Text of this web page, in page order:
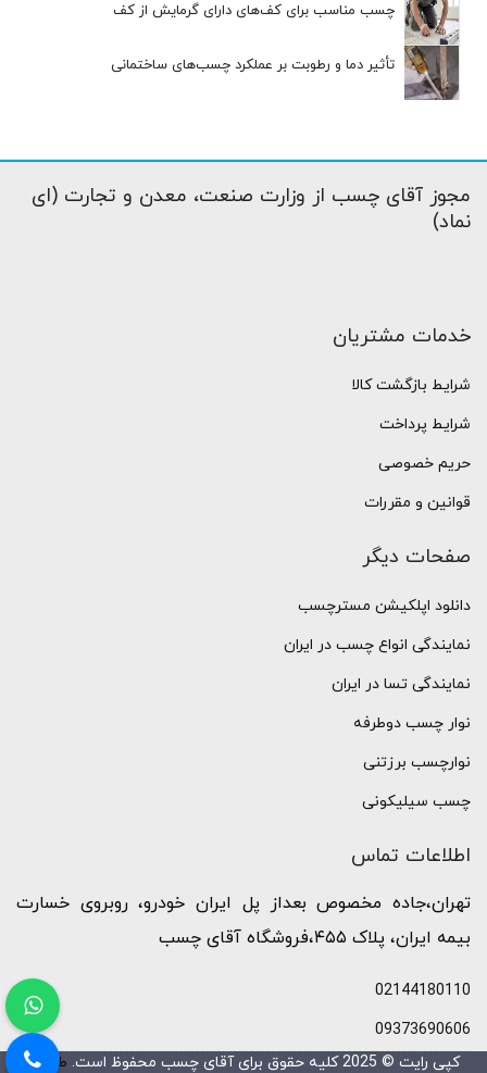
چسب مناسب برای کف‌های دارای گرمایش از کف
تأثیر دما و رطوبت بر عملکرد چسب‌های ساختمانی
مجوز آقای چسب از وزارت صنعت، معدن و تجارت (ای
نماد)
خدمات مشتریان
شرایط بازگشت کالا
شرایط پرداخت
حریم خصوصی
قوانین و مقررات
صفحات دیگر
دانلود اپلکیشن مسترچسب
نمایندگی انواع چسب در ایران
نمایندگی تسا در ایران
نوار چسب دوطرفه
نوارچسب برزتنی
چسب سیلیکونی
اطلاعات تماس
تهران،جاده مخصوص بعداز پل ایران خودرو، روبروی خسارت
بیمه ایران، پلاک ۴۵۵،فروشگاه آقای چسب
02144180110
09373690606
کپی رایت © 2025 کلیه حقوق برای آقای چسب محفوظ است.
طراحی